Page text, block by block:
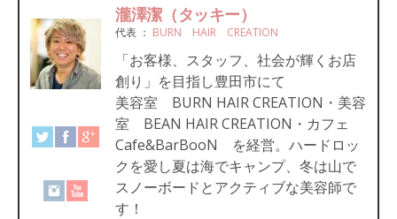
瀧澤潔（タッキー）
代表 ： BURN HAIR CREATION
「お客様、スタッフ、社会が輝くお店
創り」を目指し豊田市にて
美容室 BURN HAIR CREATION・美容
室 BEAN HAIR CREATION・カフェ
Cafe&BarBooN を経営。ハードロッ
クを愛し夏は海でキャンプ、冬は山で
スノーボードとアクティブな美容師で
す！